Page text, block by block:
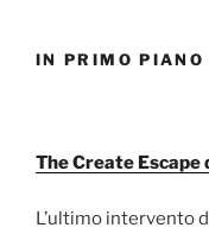
IN PRIMO PIANO
The Create Escape
L’ultimo intervento